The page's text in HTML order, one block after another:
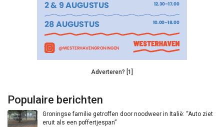
Adverteren? [1]
Populaire berichten
Groningse familie getroffen door noodweer in Italië: “Auto ziet
eruit als een poffertjespan”